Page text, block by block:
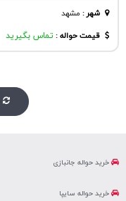
شهر: مشهد
قیمت حواله : تماس بگیرید
خرید حواله جانبازی
خرید حواله سایپا